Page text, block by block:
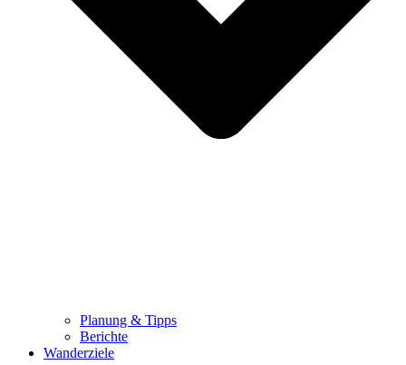
Planung & Tipps
Berichte
Wanderziele